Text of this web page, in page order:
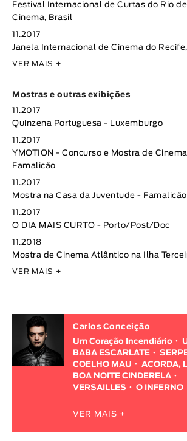
Festival Internacional de Curtas do Rio
Cinema, Brasil
11.2017
Janela Internacional de Cinema do
VER MAIS +
Mostras e outras exibições
11.2017
Quinzena Portuguesa - Luxemburgo
11.2017
YMOTION - Concurso e Mostra de
Famalicão
11.2017
Mostra na Casa da Juventude - Famalicão
11.2017
O DIA MAIS CURTO - Porto/Post/Doc
11.2018
Mostra de Cinema Atlântico na Ilha
VER MAIS +
Carlos Conceição
Um Coração Incendiário
BABA ESCARLATE
COELHO MAU
ACORDA,
BOA NOITE CINDERELA
VERSAILLES
O INFERNO
VER MAIS +